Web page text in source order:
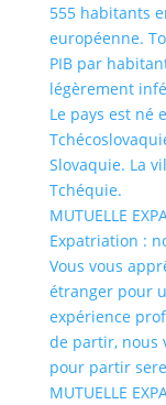
555 habitants
européenne.
PIB par
légèrement
Le pays est né
Slovaquie. La
Tchéquie.
MUTUELLE
Expatriation :
Vous vous
étranger pour
expérience
de partir, nous
pour partir
MUTUELLE